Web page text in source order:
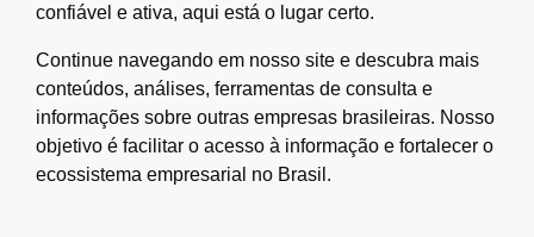
confiável e ativa, aqui está o lugar certo.
Continue navegando em nosso site e descubra mais
conteúdos, análises, ferramentas de consulta e
informações sobre outras empresas brasileiras. Nosso
objetivo é facilitar o acesso à informação e fortalecer o
ecossistema empresarial no Brasil.